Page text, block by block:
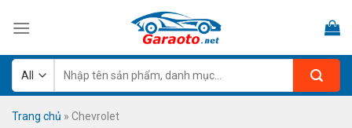
kiếm:
Trang chủ » Chevrolet